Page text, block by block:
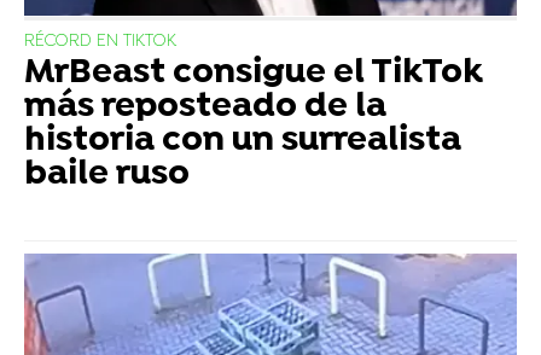
RÉCORD EN TIKTOK
MrBeast consigue el TikTok
más reposteado de la
historia con un surrealista
baile ruso